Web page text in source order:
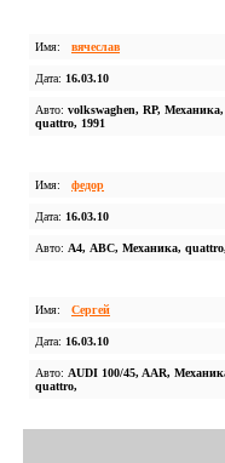
Имя: вячеслав
Дата: 16.03.10
Авто: volkswaghen, RP,
quattro, 1991
Имя: федор
Дата: 16.03.10
Авто: А4, ABC, Механика,
Имя: Сергей
Дата: 16.03.10
Авто: AUDI 100/45, AAR,
quattro,